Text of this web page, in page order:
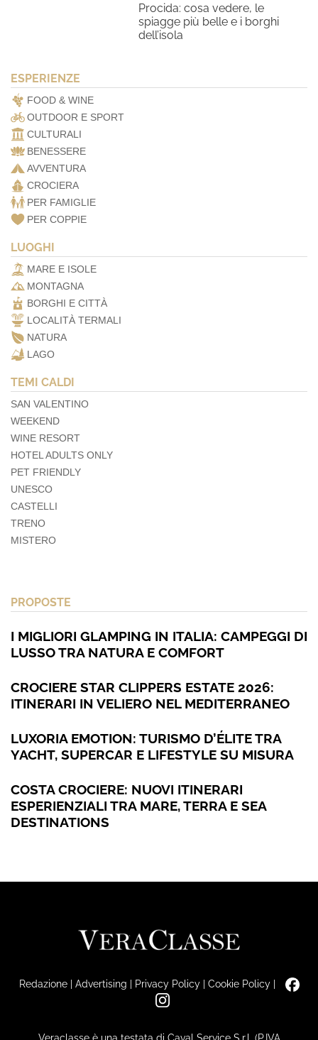
Procida: cosa vedere, le
spiagge più belle e i borghi
dell’isola
ESPERIENZE
FOOD & WINE
OUTDOOR E SPORT
CULTURALI
BENESSERE
AVVENTURA
CROCIERA
PER FAMIGLIE
PER COPPIE
LUOGHI
MARE E ISOLE
MONTAGNA
BORGHI E CITTÀ
LOCALITÀ TERMALI
NATURA
LAGO
TEMI CALDI
SAN VALENTINO
WEEKEND
WINE RESORT
HOTEL ADULTS ONLY
PET FRIENDLY
UNESCO
CASTELLI
TRENO
MISTERO
PROPOSTE
I MIGLIORI GLAMPING IN ITALIA: CAMPEGGI DI
LUSSO TRA NATURA E COMFORT
CROCIERE STAR CLIPPERS ESTATE 2026:
ITINERARI IN VELIERO NEL MEDITERRANEO
LUXORIA EMOTION: TURISMO D’ÉLITE TRA
YACHT, SUPERCAR E LIFESTYLE SU MISURA
COSTA CROCIERE: NUOVI ITINERARI
ESPERIENZIALI TRA MARE, TERRA E SEA
DESTINATIONS
Redazione| Advertising | Privacy Policy| Cookie Policy|
Veraclasse è una testata di Caval Service S.r.l. (P.IVA